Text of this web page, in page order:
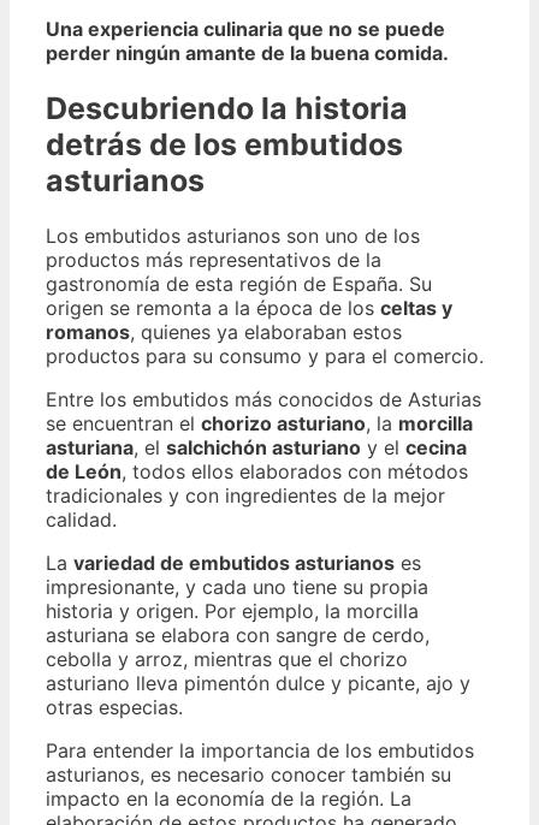
Una experiencia culinaria que no se puede
perder ningún amante de la buena comida.
Descubriendo la historia
detrás de los embutidos
asturianos
Los embutidos asturianos son uno de los
productos más representativos de la
gastronomía de esta región de España. Su
origen se remonta a la época de los celtas y
romanos, quienes ya elaboraban estos
productos para su consumo y para el comercio.
Entre los embutidos más conocidos de Asturias
se encuentran el chorizo asturiano, la morcilla
asturiana, el salchichón asturiano y el cecina
de León, todos ellos elaborados con métodos
tradicionales y con ingredientes de la mejor
calidad.
La variedad de embutidos asturianos es
impresionante, y cada uno tiene su propia
historia y origen. Por ejemplo, la morcilla
asturiana se elabora con sangre de cerdo,
cebolla y arroz, mientras que el chorizo
asturiano lleva pimentón dulce y picante, ajo y
otras especias.
Para entender la importancia de los embutidos
asturianos, es necesario conocer también su
impacto en la economía de la región. La